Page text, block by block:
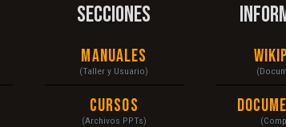
SECCIONES
Manuales
(Taller y Usuario)
Cursos
(Archivos PPTs)